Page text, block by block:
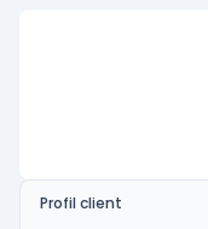
Profil client